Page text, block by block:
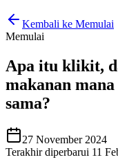
Kembali ke Memulai
Memulai
Apa itu klikit,
makanan
sama?
27 November 2024
Terakhir diperbarui 11